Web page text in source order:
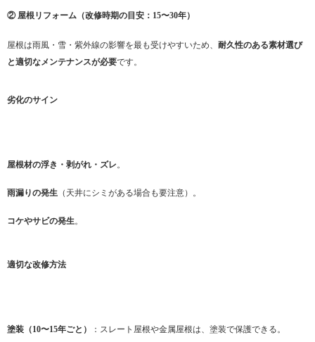
② 屋根リフォーム（改修時期の目安：15〜30年）
屋根は雨風・雪・紫外線の影響を最も受けやすいため、 耐久性のある素材選び
と適切なメンテナンスが必要です。
劣化のサイン
屋根材の浮き・剥がれ・ズレ。
雨漏りの発生 （天井にシミがある場合も要注意）。
コケやサビの発生。
適切な改修方法
塗装（10〜15年ごと） ：スレート屋根や金属屋根は、塗装で保護できる。